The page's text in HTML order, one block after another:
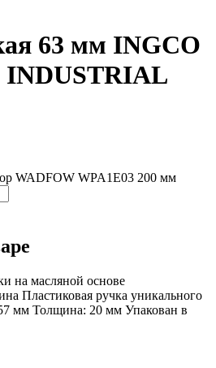
63 мм INGCO
INDUSTRIAL
WADFOW WPA1E03 200 мм
на масляной основе
Пластиковая ручка уникального
мм Толщина: 20 мм Упакован в